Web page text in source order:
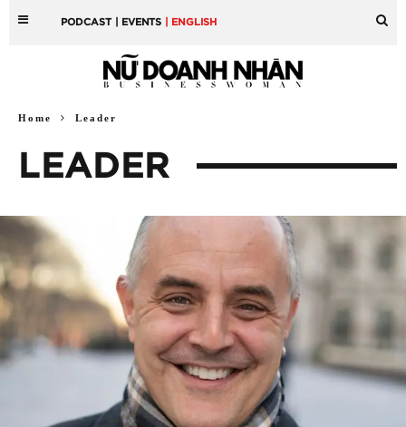
PODCAST | EVENTS | ENGLISH
Home Leader
LEADER